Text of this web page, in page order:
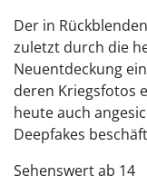
Der in
zuletzt durch die
Neuentdeckung
deren Kriegsfotos
heute auch
Deepfakes
Sehenswert ab 14